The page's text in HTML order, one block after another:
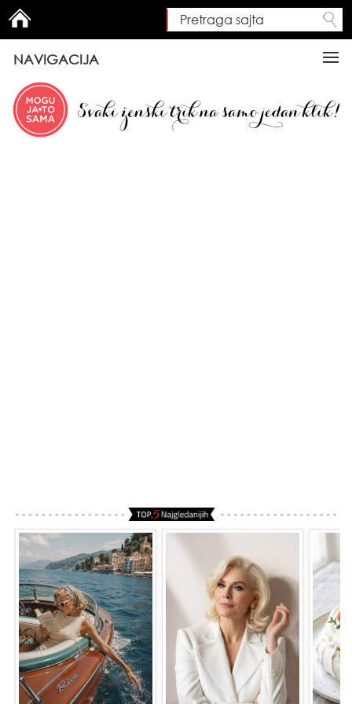
Search form
Pretraga sajta
NAVIGACIJA